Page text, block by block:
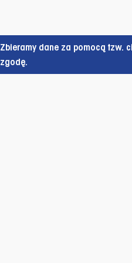
Zbieramy dane za pomocą tzw.
zgodę.